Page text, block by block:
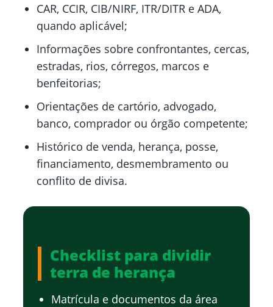
CAR, CCIR, CIB/NIRF, ITR/DITR e ADA,
quando aplicável;
Informações sobre confrontantes, cercas,
estradas, rios, córregos, marcos e
benfeitorias;
Orientações de cartório, advogado,
banco, comprador ou órgão competente;
Histórico de venda, herança, posse,
financiamento, desmembramento ou
conflito de divisa.
Checklist para dividir
terra de herança
Matrícula e documentos da área